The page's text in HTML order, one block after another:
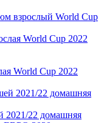
взрослый World Cup
World Cup 2022
2021/22 домашняя